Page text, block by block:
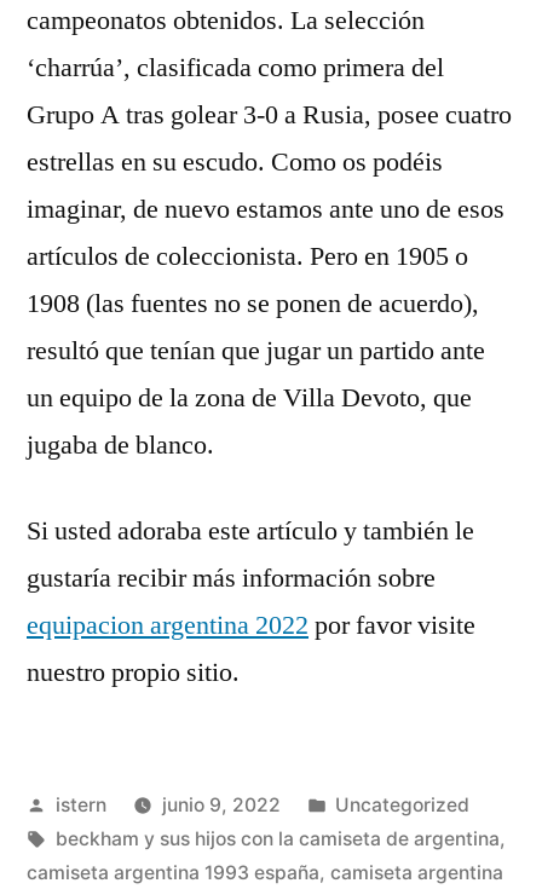
campeonatos obtenidos. La selección
‘charrúa’, clasificada como primera del
Grupo A tras golear 3-0 a Rusia, posee cuatro
estrellas en su escudo. Como os podéis
imaginar, de nuevo estamos ante uno de esos
artículos de coleccionista. Pero en 1905 o
1908 (las fuentes no se ponen de acuerdo),
resultó que tenían que jugar un partido ante
un equipo de la zona de Villa Devoto, que
jugaba de blanco.
Si usted adoraba este artículo y también le
gustaría recibir más información sobre
equipacion argentina 2022 por favor visite
nuestro propio sitio.
Publicado
por
istern junio 9, 2022
Publicado
en
Uncategorized
Etiquetas:
beckham y sus hijos con la camiseta de argentina,
camiseta argentina 1993 españa, camiseta argentina